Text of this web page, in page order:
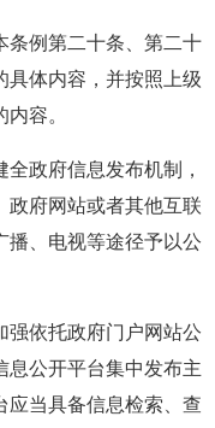
例第二十条、第二十
具体内容，并按照上级
容。
政府信息发布机制，
政府网站或者其他互联
播、电视等途径予以公
依托政府门户网站公
息公开平台集中发布主
应当具备信息检索、查